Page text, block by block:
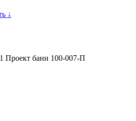
↓
1 Проект бани 100-007-П